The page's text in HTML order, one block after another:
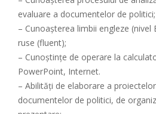
evaluare a documentelor de politici;
– Cunoaşterea limbii engleze
ruse (fluent);
– Cunoştinţe de operare la
PowerPoint, Internet.
– Abilităţi de elaborare a
documentelor de politici, de